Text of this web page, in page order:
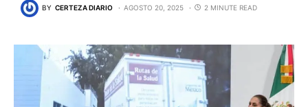
BY CERTEZA DIARIO AGOSTO 20, 2025 2 MINUTE READ